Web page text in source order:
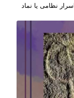
نظامی یا نماد